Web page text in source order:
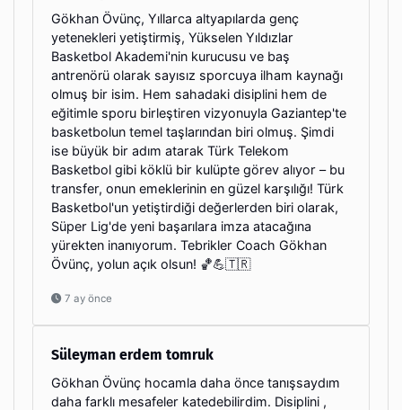
Gökhan Övünç, Yıllarca altyapılarda genç
yetenekleri yetiştirmiş, Yükselen Yıldızlar
Basketbol Akademi'nin kurucusu ve baş
antrenörü olarak sayısız sporcuya ilham kaynağı
olmuş bir isim. Hem sahadaki disiplini hem de
eğitimle sporu birleştiren vizyonuyla Gaziantep'te
basketbolun temel taşlarından biri olmuş. Şimdi
ise büyük bir adım atarak Türk Telekom
Basketbol gibi köklü bir kulüpte görev alıyor – bu
transfer, onun emeklerinin en güzel karşılığı! Türk
Basketbol'un yetiştirdiği değerlerden biri olarak,
Süper Lig'de yeni başarılara imza atacağına
yürekten inanıyorum. Tebrikler Coach Gökhan
Övünç, yolun açık olsun! 🏀💪🇹🇷
7 ay önce
Süleyman erdem tomruk
Gökhan Övünç hocamla daha önce tanışsaydım
daha farklı mesafeler katedebilirdim. Disiplini ,